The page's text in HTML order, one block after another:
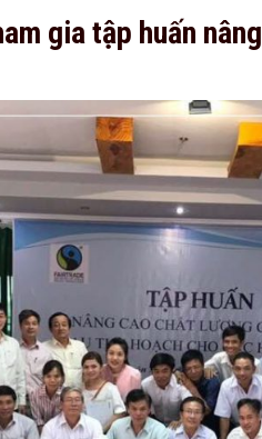
gia tập huấn